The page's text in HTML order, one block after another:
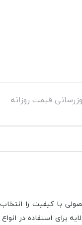
قیمت روزانه
با کیفیت را
برای استفاده در